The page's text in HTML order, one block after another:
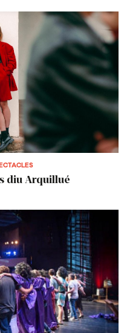
diu Arquillué